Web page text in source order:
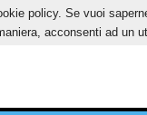
policy. Se vuoi
acconsenti ad un